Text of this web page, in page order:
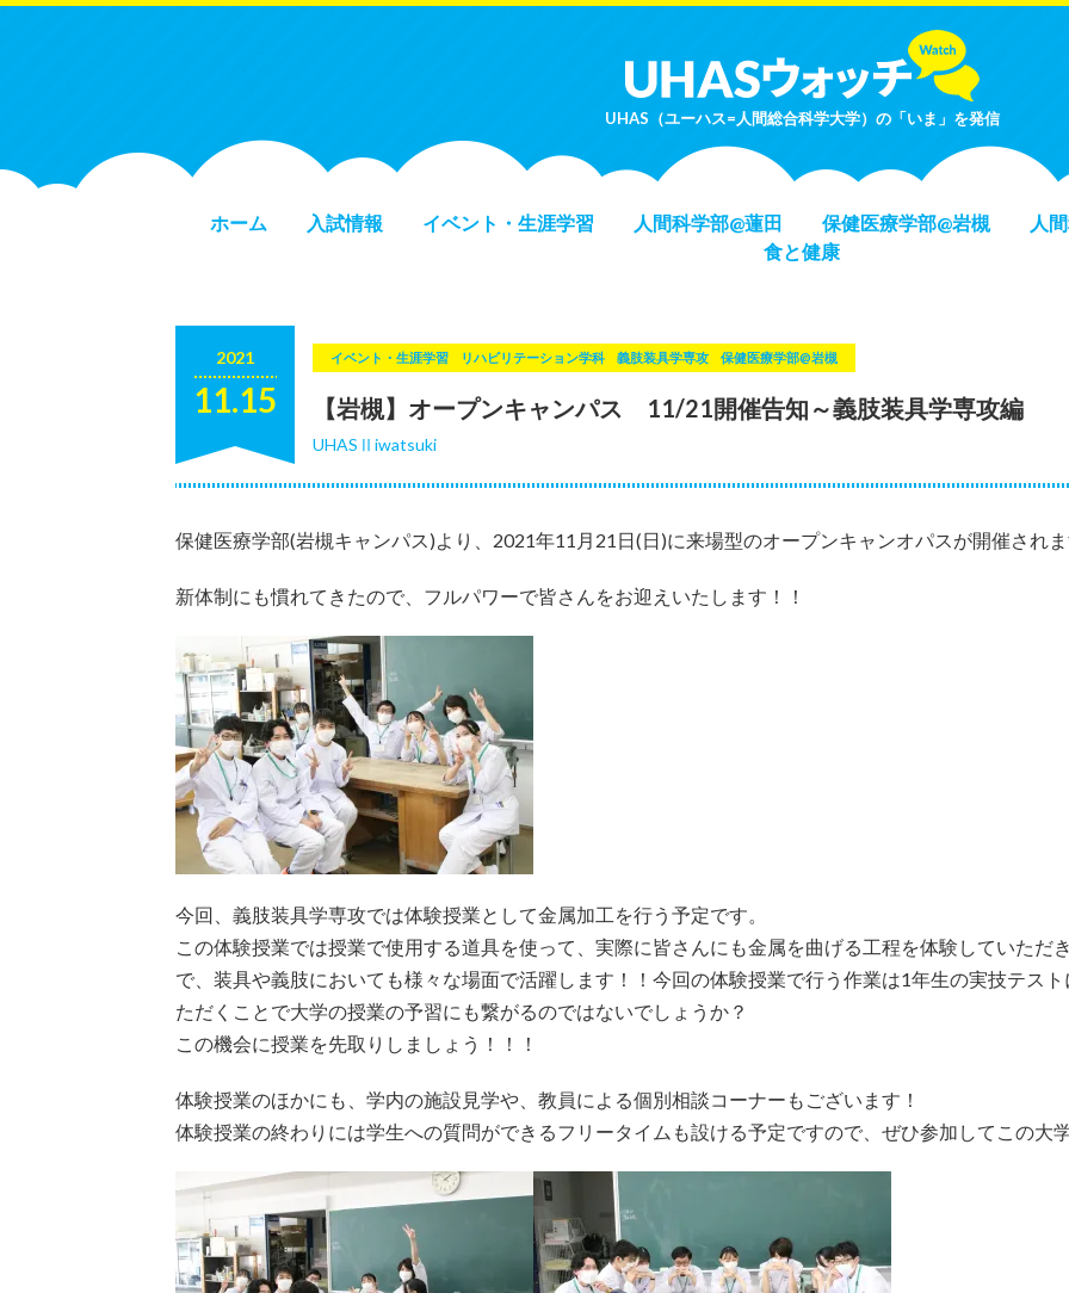
UHAS（ユーハス=人間総合科学大学）の「いま」を発信
ホーム 入試情報 イベント・生涯学習 人間科学部@蓮田 保健医療学部@岩槻 人
食と健康
2021
11.15
イベント・生涯学習 リハビリテーション学科 義肢装具学専攻 保健医療学部@岩槻
【岩槻】オープンキャンパス 11/21開催告知～義肢装具学専攻編
UHASⅡiwatsuki
保健医療学部(岩槻キャンパス)より、2021年11月21日(日)に来場型のオープンキャンオパスが開催されま
新体制にも慣れてきたので、フルパワーで皆さんをお迎えいたします！！
今回、義肢装具学専攻では体験授業として金属加工を行う予定です。
この体験授業では授業で使用する道具を使って、実際に皆さんにも金属を曲げる工程を体験していただ
で、装具や義肢においても様々な場面で活躍します！！今回の体験授業で行う作業は1年生の実技テス
ただくことで大学の授業の予習にも繋がるのではないでしょうか？
この機会に授業を先取りしましょう！！！
体験授業のほかにも、学内の施設見学や、教員による個別相談コーナーもございます！
体験授業の終わりには学生への質問ができるフリータイムも設ける予定ですので、ぜひ参加してこの大